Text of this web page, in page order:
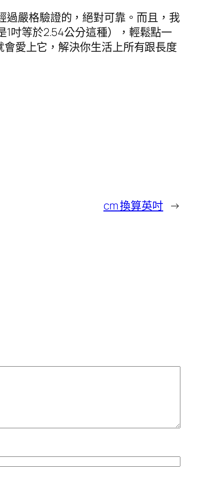
過嚴格驗證的，絕對可靠。而且，我
吋等於2.54公分這種），輕鬆點一
會愛上它，解決你生活上所有跟長度
cm 換算英吋 →